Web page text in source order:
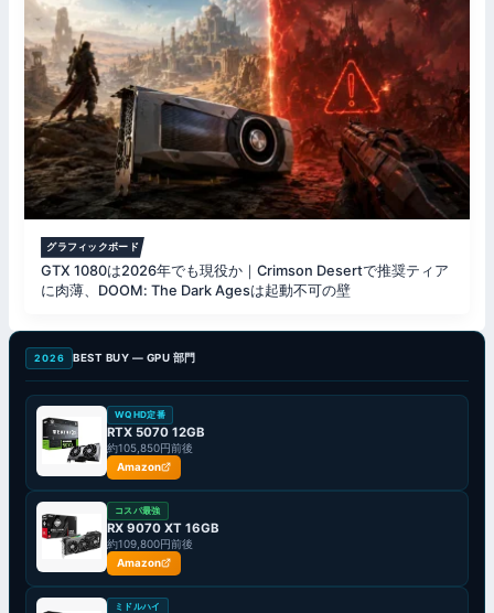
グラフィックボード
GTX 1080は2026年でも現役か｜Crimson Desertで推奨ティア
に肉薄、DOOM: The Dark Agesは起動不可の壁
2026 BEST BUY — GPU 部門
WQHD定番
RTX 5070 12GB
約105,850円前後
Amazon
コスパ最強
RX 9070 XT 16GB
約109,800円前後
Amazon
ミドルハイ